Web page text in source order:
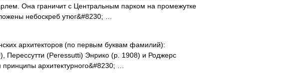
Она граничит с Центральным парком на промежутке
небоскреб утюг&#8230; …
архитекторов (по первым буквам фамилий):
Перессутти (Peressutti) Энрико (р. 1908) и Роджерс
архитектурного&#8230; …